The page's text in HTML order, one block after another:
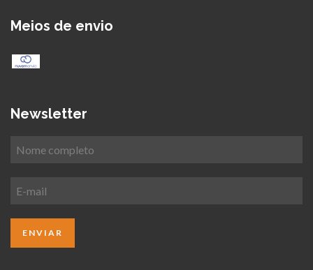
Meios de envio
Newsletter